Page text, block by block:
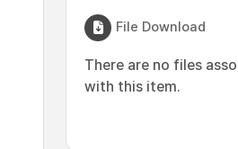
File Download
There are no files
with this item.